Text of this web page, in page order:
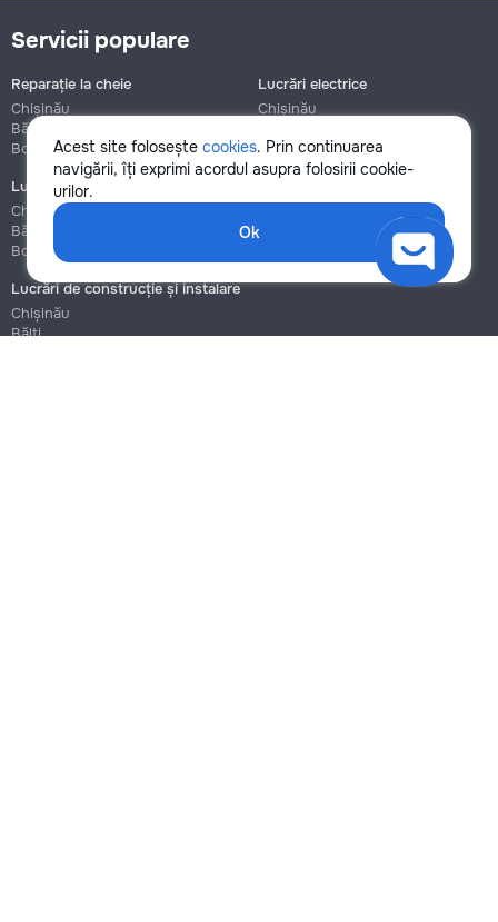
Acest site folosește cookies. Prin continuarea
navigării, îți exprimi acordul asupra folosirii cookie-
urilor.
Ok
Servicii populare
Reparație la cheie
Chișinău
Bălți
Botanica
Lucrări electrice
Chișinău
Botanica
Lucrări de instalații sanitare
Chișinău
Bălți
Botanica
Bălți
Lucrări de construcție și instalare
Chișinău
Bălți